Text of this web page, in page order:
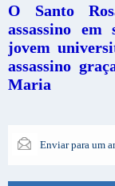
O Santo
assassino
jovem
assassino
Maria
Enviar para um